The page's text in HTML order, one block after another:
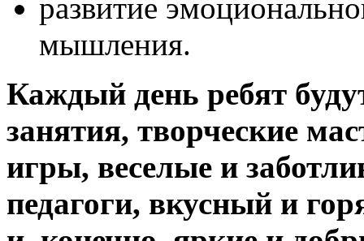
развитие
мышления.
Каждый день ребят
занятия, творческие
игры, веселые и
педагоги, вкусный и